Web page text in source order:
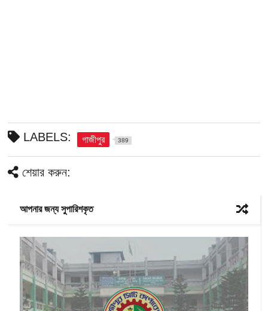
LABELS: গাজীপুর 389
শেয়ার করুন:
আপনার জন্য সুপারিশকৃত